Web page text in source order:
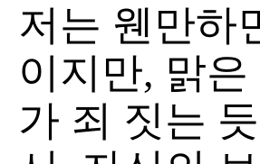
저는 웬만하
이지만, 맑
가 죄 짓는